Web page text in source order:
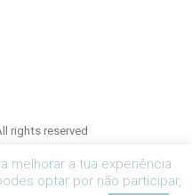
rights reserved
melhorar a tua experiência.
optar por não participar,